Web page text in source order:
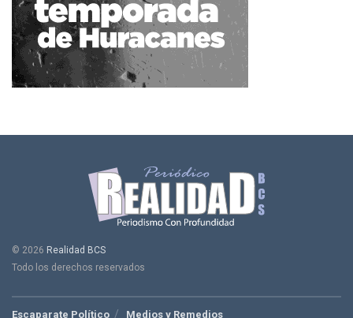
© 2026 Realidad BCS
Todo los derechos reservados
Escaparate Político Medios y Remedios